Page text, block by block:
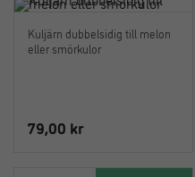
Kuljärn dubbelsidig till melon
eller smörkulor
79,00 kr